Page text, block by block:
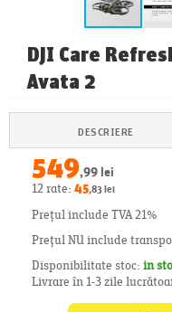
DJI Care
Avata 2
DESCRIERE
549,99 lei
12 rate: 45,83 lei
Prețul include TVA 21%
Prețul NU include
Disponibilitate stoc:in
Livrare în 1-3 zile